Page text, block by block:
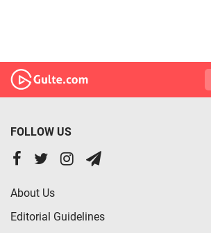
FOLLOW US
About Us
Editorial Guidelines